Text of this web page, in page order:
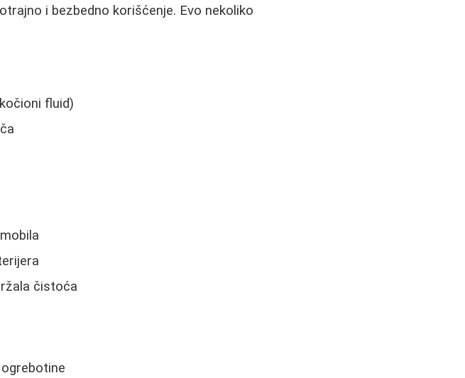
i bezbedno korišćenje. Evo nekoliko
fluid)
čistoća